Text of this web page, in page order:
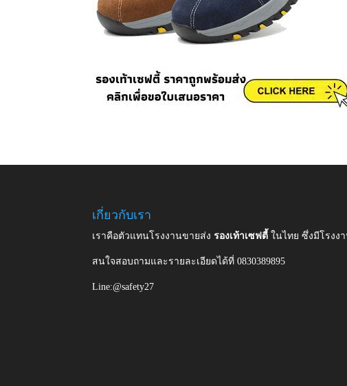
เกี่ยวกับเรา
เราคือตัวแทนโรงงานขายส่งรองเท้าเซฟตี้ในไทย ซึ่งมีโรงง
สนใจสอบถามและรายละเอียดได้ที่ 0830389895
Line:@safety27